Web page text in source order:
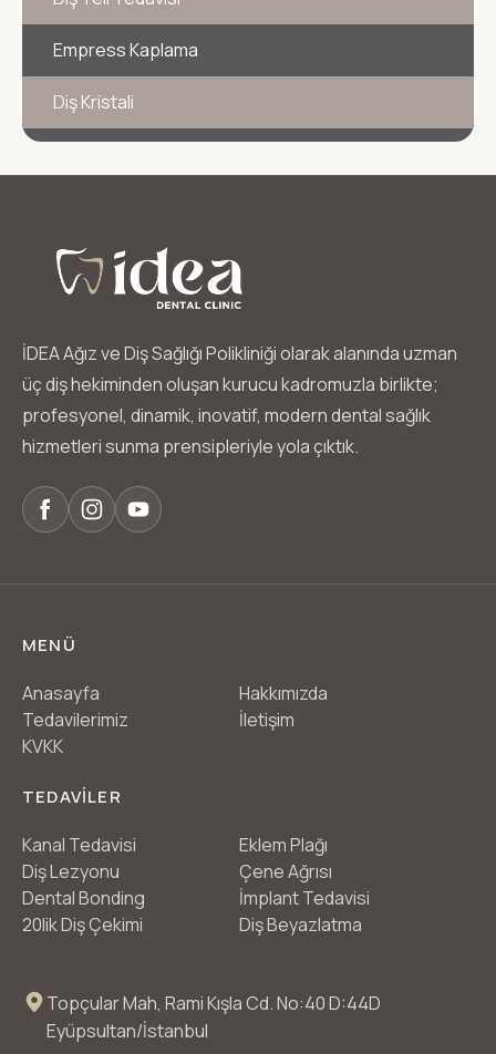
Empress Kaplama
Diş Kristali
İDEA Ağız ve Diş Sağlığı Polikliniği olarak alanında uzman
üç diş hekiminden oluşan kurucu kadromuzla birlikte;
profesyonel, dinamik, inovatif, modern dental sağlık
hizmetleri sunma prensipleriyle yola çıktık.
MENÜ
Anasayfa
Hakkımızda
Tedavilerimiz
İletişim
KVKK
TEDAVİLER
Kanal Tedavisi
Eklem Plağı
Diş Lezyonu
Çene Ağrısı
Dental Bonding
İmplant Tedavisi
20lik Diş Çekimi
Diş Beyazlatma
Topçular Mah, Rami Kışla Cd. No:40 D:44D
Eyüpsultan/İstanbul